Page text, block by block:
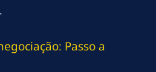
Passo a